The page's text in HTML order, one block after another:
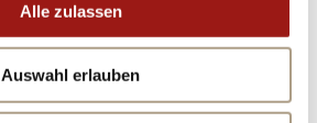
Alle zulassen
Auswahl erlauben